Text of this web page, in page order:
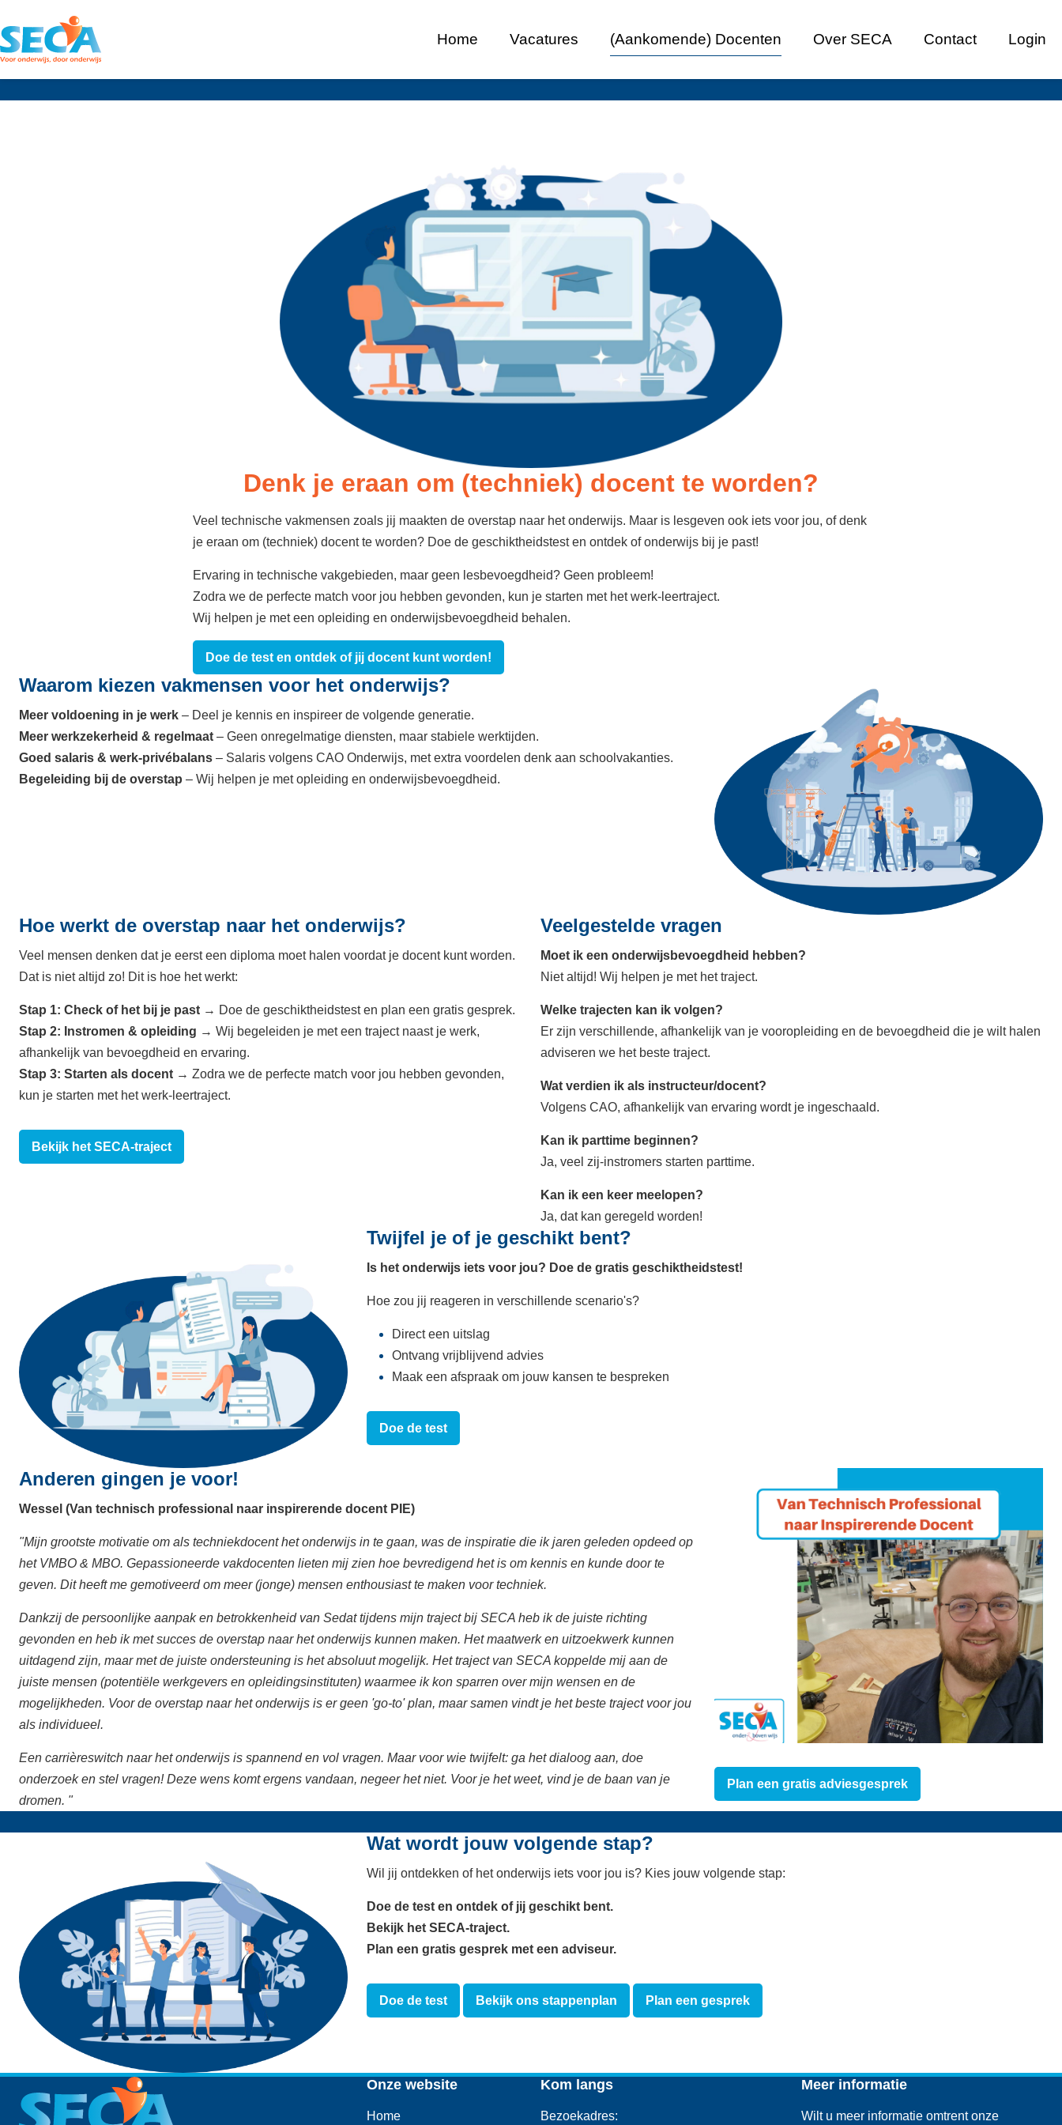
Home Vacatures (Aankomende) Docenten Over SECA Contact Login
Denk je eraan om (techniek) docent te worden?
Veel technische vakmensen zoals jij maakten de overstap naar het onderwijs. Maar is lesgeven ook iets voor jou, of denk
je eraan om (techniek) docent te worden? Doe de geschiktheidstest en ontdek of onderwijs bij je past!
Ervaring in technische vakgebieden, maar geen lesbevoegdheid? Geen probleem!
Zodra we de perfecte match voor jou hebben gevonden, kun je starten met het werk-leertraject.
Wij helpen je met een opleiding en onderwijsbevoegdheid behalen.
Doe de test en ontdek of jij docent kunt worden!
Waarom kiezen vakmensen voor het onderwijs?
Meer voldoening in je werk – Deel je kennis en inspireer de volgende generatie.
Meer werkzekerheid & regelmaat – Geen onregelmatige diensten, maar stabiele werktijden.
Goed salaris & werk-privébalans – Salaris volgens CAO Onderwijs, met extra voordelen denk aan schoolvakanties.
Begeleiding bij de overstap – Wij helpen je met opleiding en onderwijsbevoegdheid.
Hoe werkt de overstap naar het onderwijs?
Veel mensen denken dat je eerst een diploma moet halen voordat je docent kunt worden.
Dat is niet altijd zo! Dit is hoe het werkt:
Stap 1: Check of het bij je past → Doe de geschiktheidstest en plan een gratis gesprek.
Stap 2: Instromen & opleiding → Wij begeleiden je met een traject naast je werk,
afhankelijk van bevoegdheid en ervaring.
Stap 3: Starten als docent → Zodra we de perfecte match voor jou hebben gevonden,
kun je starten met het werk-leertraject.
Bekijk het SECA-traject
Veelgestelde vragen
Moet ik een onderwijsbevoegdheid hebben?
Niet altijd! Wij helpen je met het traject.
Welke trajecten kan ik volgen?
Er zijn verschillende, afhankelijk van je vooropleiding en de bevoegdheid die je wilt halen
adviseren we het beste traject.
Wat verdien ik als instructeur/docent?
Volgens CAO, afhankelijk van ervaring wordt je ingeschaald.
Kan ik parttime beginnen?
Ja, veel zij-instromers starten parttime.
Kan ik een keer meelopen?
Ja, dat kan geregeld worden!
Twijfel je of je geschikt bent?
Is het onderwijs iets voor jou? Doe de gratis geschiktheidstest!
Hoe zou jij reageren in verschillende scenario's?
Direct een uitslag
Ontvang vrijblijvend advies
Maak een afspraak om jouw kansen te bespreken
Doe de test
Anderen gingen je voor!
Wessel (Van technisch professional naar inspirerende docent PIE)
"Mijn grootste motivatie om als techniekdocent het onderwijs in te gaan, was de inspiratie die ik jaren geleden opdeed op
het VMBO & MBO. Gepassioneerde vakdocenten lieten mij zien hoe bevredigend het is om kennis en kunde door te
geven. Dit heeft me gemotiveerd om meer (jonge) mensen enthousiast te maken voor techniek.
Dankzij de persoonlijke aanpak en betrokkenheid van Sedat tijdens mijn traject bij SECA heb ik de juiste richting
gevonden en heb ik met succes de overstap naar het onderwijs kunnen maken. Het maatwerk en uitzoekwerk kunnen
uitdagend zijn, maar met de juiste ondersteuning is het absoluut mogelijk. Het traject van SECA koppelde mij aan de
juiste mensen (potentiële werkgevers en opleidingsinstituten) waarmee ik kon sparren over mijn wensen en de
mogelijkheden. Voor de overstap naar het onderwijs is er geen 'go-to' plan, maar samen vindt je het beste traject voor jou
als individueel.
Een carrièreswitch naar het onderwijs is spannend en vol vragen. Maar voor wie twijfelt: ga het dialoog aan, doe
onderzoek en stel vragen! Deze wens komt ergens vandaan, negeer het niet. Voor je het weet, vind je de baan van je
dromen. "
Plan een gratis adviesgesprek
Wat wordt jouw volgende stap?
Wil jij ontdekken of het onderwijs iets voor jou is? Kies jouw volgende stap:
Doe de test en ontdek of jij geschikt bent.
Bekijk het SECA-traject.
Plan een gratis gesprek met een adviseur.
Doe de test Bekijk ons stappenplan Plan een gesprek
Onze website
Home
Kom langs
Bezoekadres:
Meer informatie
Wilt u meer informatie omtrent onze